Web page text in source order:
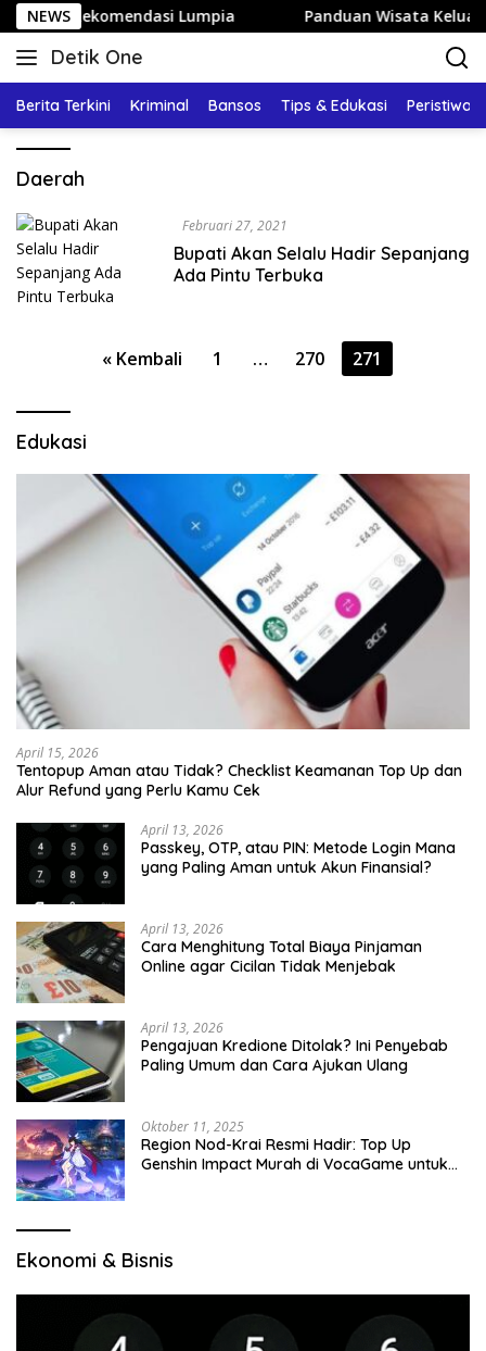
Langsung
ke
konten
NEWS
Rekomendasi Lumpia Panduan Wisata Keluarga
Detik One
Tajam
Fakta
Berita Terkini Kriminal Bansos Tips & Edukasi Peristiwa
Daerah
Februari 27, 2021
Bupati Akan Selalu Hadir Sepanjang
Ada Pintu Terbuka
Paginasi« Kembali 1 … 270 271
Edukasi
April 15, 2026
Tentopup Aman atau Tidak? Checklist Keamanan Top Up dan
Alur Refund yang Perlu Kamu Cek
April 13, 2026
Passkey, OTP, atau PIN: Metode Login Mana
yang Paling Aman untuk Akun Finansial?
April 13, 2026
Cara Menghitung Total Biaya Pinjaman
Online agar Cicilan Tidak Menjebak
April 13, 2026
Pengajuan Kredione Ditolak? Ini Penyebab
Paling Umum dan Cara Ajukan Ulang
Oktober 11, 2025
Region Nod-Krai Resmi Hadir: Top Up
Genshin Impact Murah di VocaGame untuk
Ekonomi & Bisnis